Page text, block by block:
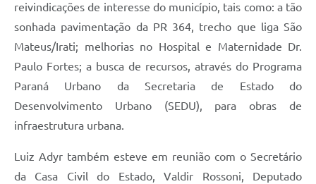
Termos de Fomento
Galeria de Fotos
Audiências Públicas
Iluminação Pública
Arquivos para Download
reivindicações de interesse do município, tais como: a tão
sonhada pavimentação da PR 364, trecho que liga São
Mateus/Irati; melhorias no Hospital e Maternidade Dr.
Paulo Fortes; a busca de recursos, através do Programa
Paraná Urbano da Secretaria de Estado do
Desenvolvimento Urbano (SEDU), para obras de
infraestrutura urbana.
Luiz Adyr também esteve em reunião com o Secretário
da Casa Civil do Estado, Valdir Rossoni, Deputado